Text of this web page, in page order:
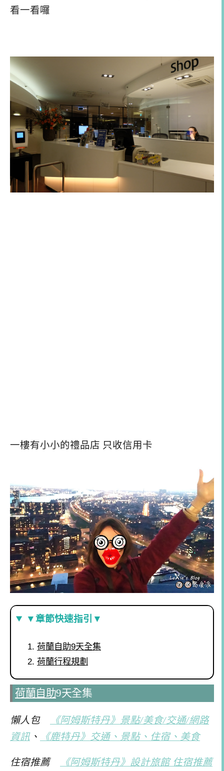
看一看囉
一樓有小小的禮品店 只收信用卡
▼章節快速指引▼
荷蘭自助9天全集
荷蘭行程規劃
荷蘭自助9天全集
懶人包
《阿姆斯特丹》景點/美食/交通/網路
資訊、 《鹿特丹》交通、景點、住宿、美食
住宿推薦
《阿姆斯特丹》設計旅館 住宿推薦